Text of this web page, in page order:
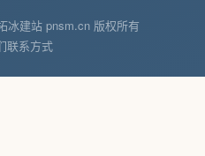
冰建站 pnsm.cn 版权所有
联系方式